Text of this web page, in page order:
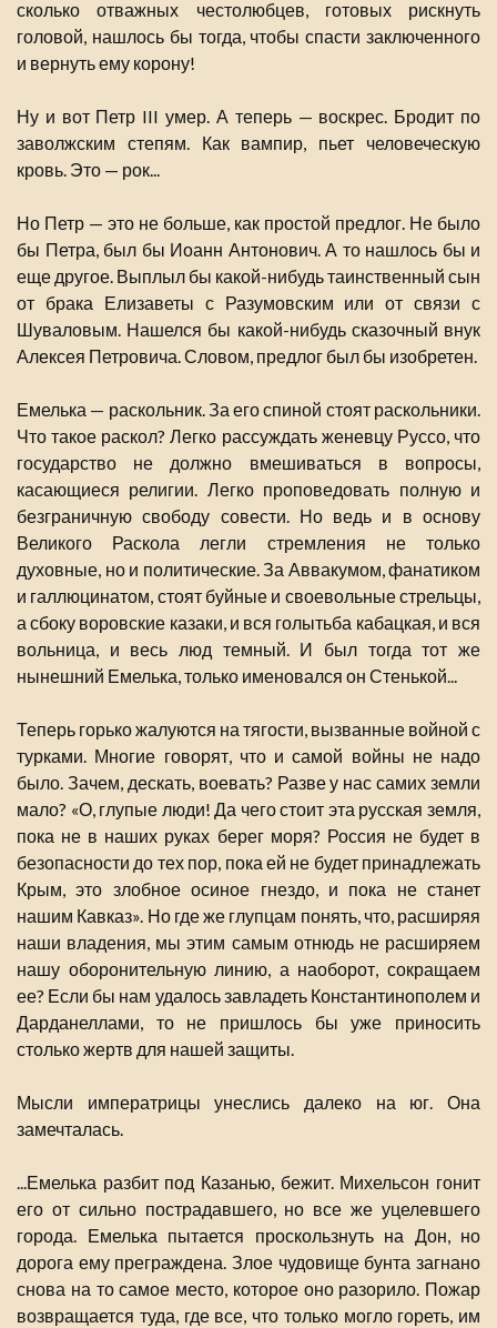
сколько отважных честолюбцев, готовых рискнуть
головой, нашлось бы тогда, чтобы спасти заключенного
и вернуть ему корону!
Ну и вот Петр III умер. А теперь — воскрес. Бродит по
заволжским степям. Как вампир, пьет человеческую
кровь. Это — рок...
Но Петр — это не больше, как простой предлог. Не было
бы Петра, был бы Иоанн Антонович. А то нашлось бы и
еще другое. Выплыл бы какой-нибудь таинственный сын
от брака Елизаветы с Разумовским или от связи с
Шуваловым. Нашелся бы какой-нибудь сказочный внук
Алексея Петровича. Словом, предлог был бы изобретен.
Емелька — раскольник. За его спиной стоят раскольники.
Что такое раскол? Легко рассуждать женевцу Руссо, что
государство не должно вмешиваться в вопросы,
касающиеся религии. Легко проповедовать полную и
безграничную свободу совести. Но ведь и в основу
Великого Раскола легли стремления не только
духовные, но и политические. За Аввакумом, фанатиком
и галлюцинатом, стоят буйные и своевольные стрельцы,
а сбоку воровские казаки, и вся голытьба кабацкая, и вся
вольница, и весь люд темный. И был тогда тот же
нынешний Емелька, только именовался он Стенькой...
Теперь горько жалуются на тягости, вызванные войной с
турками. Многие говорят, что и самой войны не надо
было. Зачем, дескать, воевать? Разве у нас самих земли
мало? «О, глупые люди! Да чего стоит эта русская земля,
пока не в наших руках берег моря? Россия не будет в
безопасности до тех пор, пока ей не будет принадлежать
Крым, это злобное осиное гнездо, и пока не станет
нашим Кавказ». Но где же глупцам понять, что, расширяя
наши владения, мы этим самым отнюдь не расширяем
нашу оборонительную линию, а наоборот, сокращаем
ее? Если бы нам удалось завладеть Константинополем и
Дарданеллами, то не пришлось бы уже приносить
столько жертв для нашей защиты.
Мысли императрицы унеслись далеко на юг. Она
замечталась.
...Емелька разбит под Казанью, бежит. Михельсон гонит
его от сильно пострадавшего, но все же уцелевшего
города. Емелька пытается проскользнуть на Дон, но
дорога ему преграждена. Злое чудовище бунта загнано
снова на то самое место, которое оно разорило. Пожар
возвращается туда, где все, что только могло гореть, им